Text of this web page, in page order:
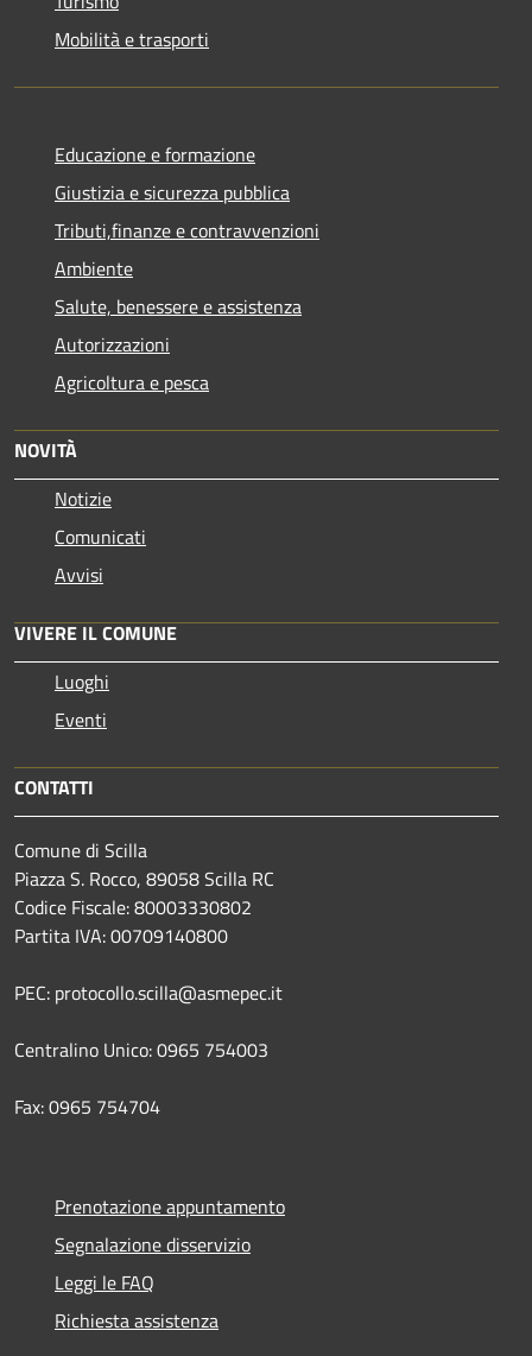
Mobilità e trasporti
Educazione e formazione
Giustizia e sicurezza pubblica
Tributi,finanze e contravvenzioni
Ambiente
Salute, benessere e assistenza
Autorizzazioni
Agricoltura e pesca
NOVITÀ
Notizie
Comunicati
Avvisi
VIVERE IL COMUNE
Luoghi
Eventi
CONTATTI
Comune di Scilla
Piazza S. Rocco, 89058 Scilla RC
Codice Fiscale: 80003330802
Partita IVA: 00709140800
PEC: protocollo.scilla@asmepec.it
Centralino Unico: 0965 754003
Fax: 0965 754704
Prenotazione appuntamento
Segnalazione disservizio
Leggi le FAQ
Richiesta assistenza